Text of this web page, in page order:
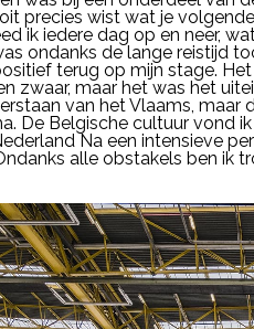
precies wist wat je
ik iedere dag op en neer,
ondanks de lange reistijd
terug op mijn stage.
zwaar, maar het was het
van het Vlaams,
De Belgische cultuur vond
Na een intensieve
alle obstakels ben ik